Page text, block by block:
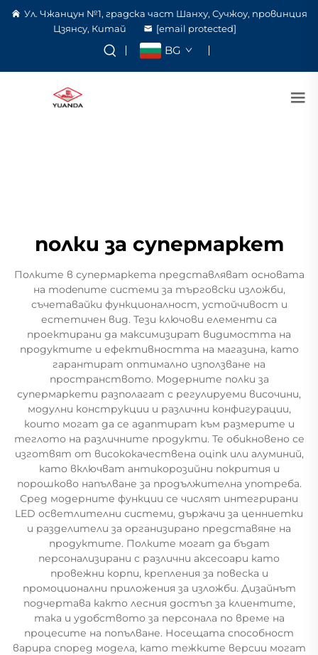
Ул. Чжанцун №1, градска част Шанху, Сучжоу, провинция
Цзянсу, Китай
[email protected]
BG
полки за супермаркет
Полките в супермаркета представляват основата
на modenите системи за търговски изложби,
съчетавайки функционалност, устойчивост и
естетичен вид. Тези ключови елементи са
проектирани да максимизират видимостта на
продуктите и ефективността на магазина, като
гарантират оптимално използване на
пространството. Модерните полки за
супермаркети разполагат с регулируеми височини,
модулни конструкции и различни конфигурации,
които могат да се адаптират към размерите и
теглото на различните продукти. Те обикновено се
изготвят от висококачествена оцink или алуминий,
като включват антикорозийни покрития и
порошково напълване за продължителна употреба.
Сред модерните функции се числят интегрирани
LED осветлителни системи, държачи за ценниетки
и разделители за организирано представяне на
продуктите. Полките могат да бъдат
персонализирани с различни аксесоари като
провежни корпи, крепления за повеска и
промоционални приложения за изложби. Дизайнът
подчертава както лесния достъп за клиентите,
така и удобството за персонала по време на
процесите на попълване. Носещата способност
варира според модела, като тежките версии могат